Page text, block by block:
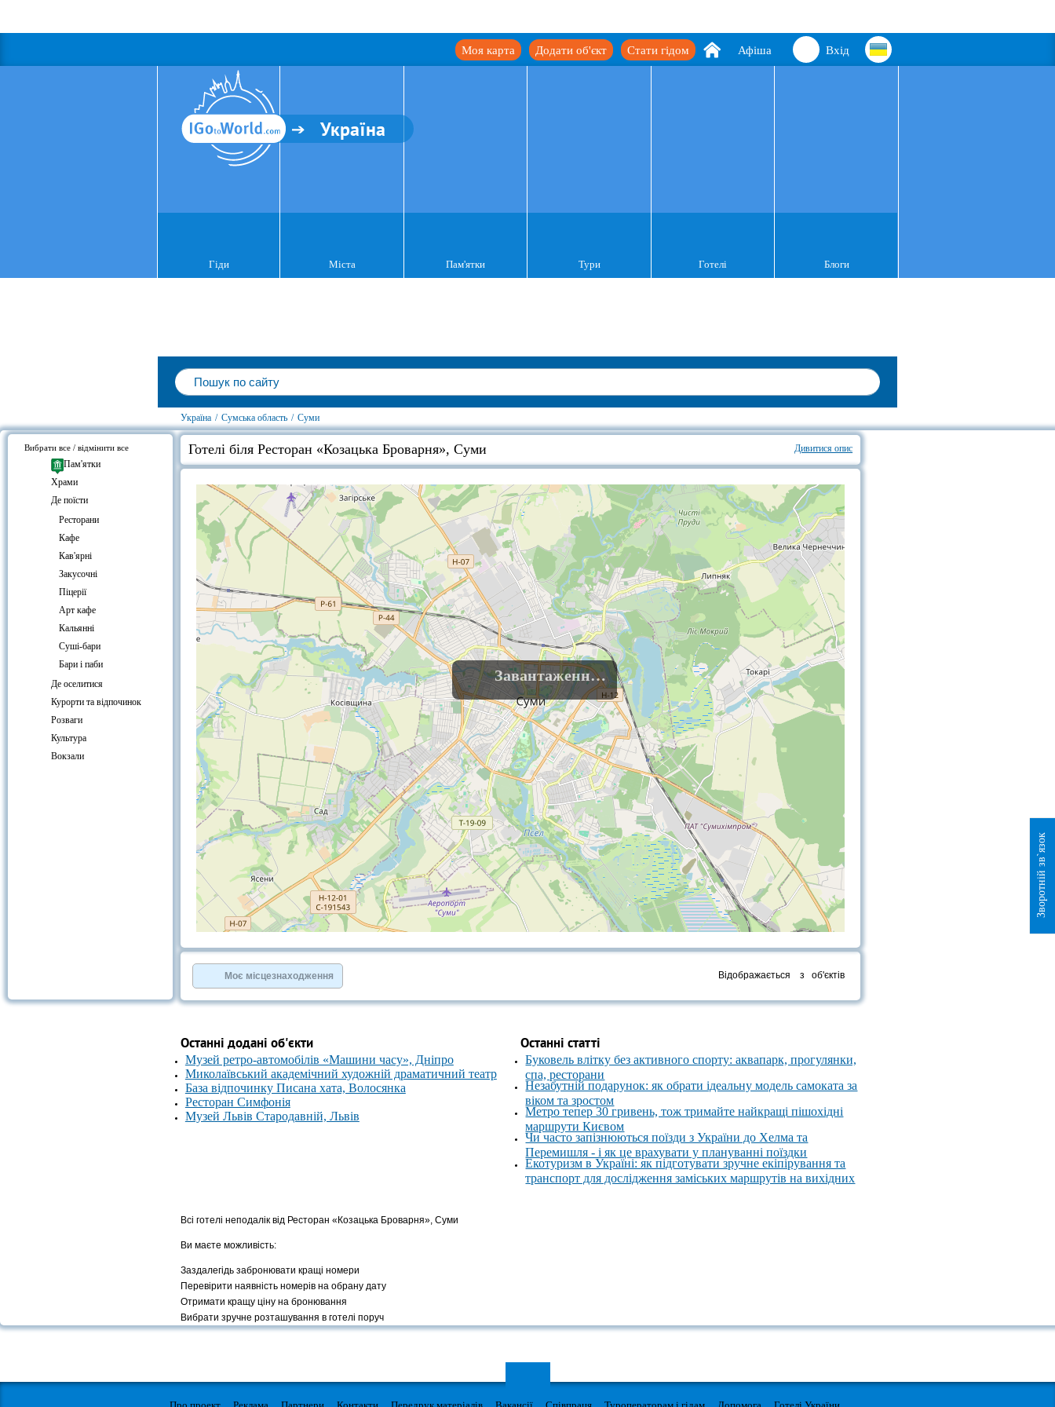
Вхід
Афіша
Стати гідом
Додати об'єкт
Моя карта
Україна
Гіди Міста Пам'ятки Тури Готелі Блоги
Україна / Сумська область / Суми
Вибрати все / відмінити все
Пам'ятки
Храми
Де поїсти
Ресторани
Кафе
Кав'ярні
Закусочні
Піцерії
Арт кафе
Кальянні
Суші-бари
Бари і паби
Де оселитися
Курорти та відпочинок
Розваги
Культура
Вокзали
Дивитися опис
Готелі біля Ресторан «Козацька Броварня», Суми
Завантаження......
OpenStreetMap
»
Моє місцезнаходження Відображається з об'єктів
Останні додані об'єкти
Музей ретро-автомобілів «Машини часу», Дніпро
Миколаївський академічний художній драматичний театр
База відпочинку Писана хата, Волосянка
Ресторан Симфонія
Музей Львів Стародавній, Львів
Останні статті
Буковель влітку без активного спорту: аквапарк, прогулянки,
спа, ресторани
Незабутній подарунок: як обрати ідеальну модель самоката за
віком та зростом
Метро тепер 30 гривень, тож тримайте найкращі пішохідні
маршрути Києвом
Чи часто запізнюються поїзди з України до Хелма та
Перемишля - і як це врахувати у плануванні поїздки
Екотуризм в Україні: як підготувати зручне екіпірування та
транспорт для дослідження заміських маршрутів на вихідних
Всі готелі неподалік від Ресторан «Козацька Броварня», Суми
Ви маєте можливість:
Заздалегідь забронювати кращі номери
Перевірити наявність номерів на обрану дату
Отримати кращу ціну на бронювання
Вибрати зручне розташування в готелі поруч
Зворотній зв`язок